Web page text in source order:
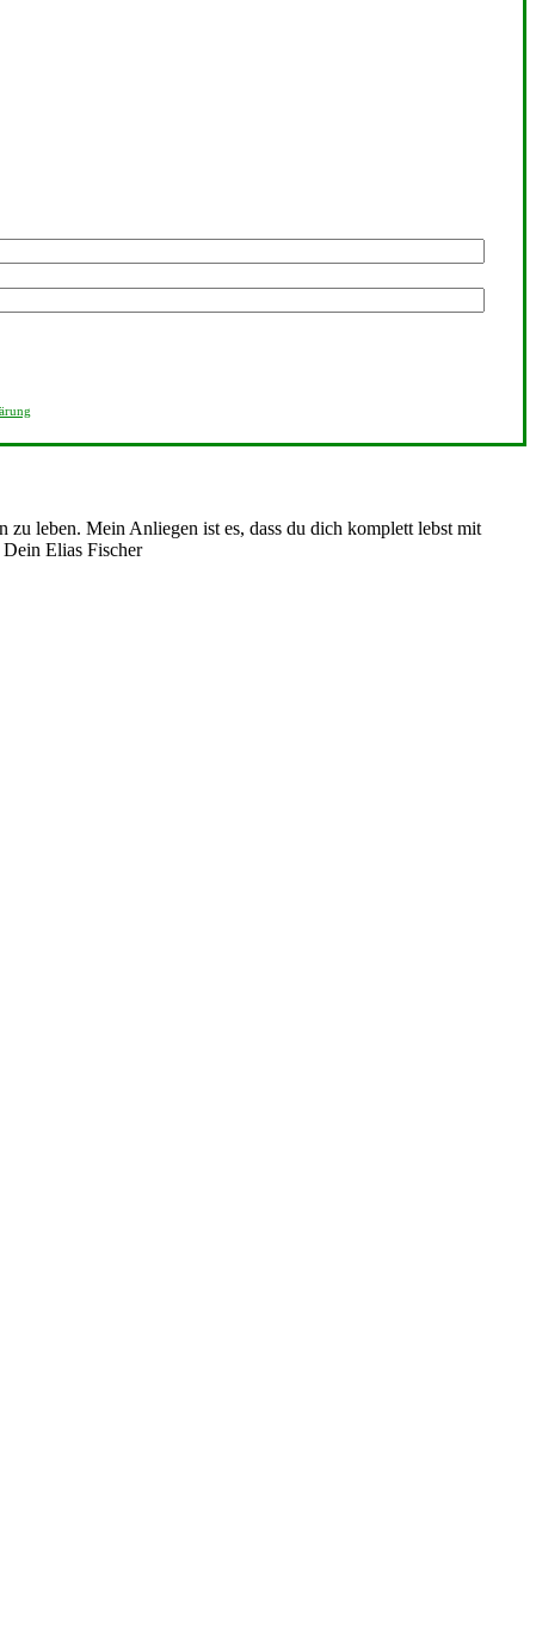
leben. Mein Anliegen ist es, dass du dich komplett lebst mit
Dein Elias Fischer